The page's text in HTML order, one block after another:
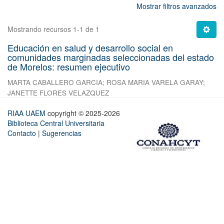
Mostrar filtros avanzados
Mostrando recursos 1-1 de 1
Educación en salud y desarrollo social en
comunidades marginadas seleccionadas del estado
de Morelos: resumen ejecutivo
MARTA CABALLERO GARCIA; ROSA MARIA VARELA GARAY;
JANETTE FLORES VELAZQUEZ
RIAA UAEM copyright © 2025-2026
Biblioteca Central Universitaria
Contacto | Sugerencias